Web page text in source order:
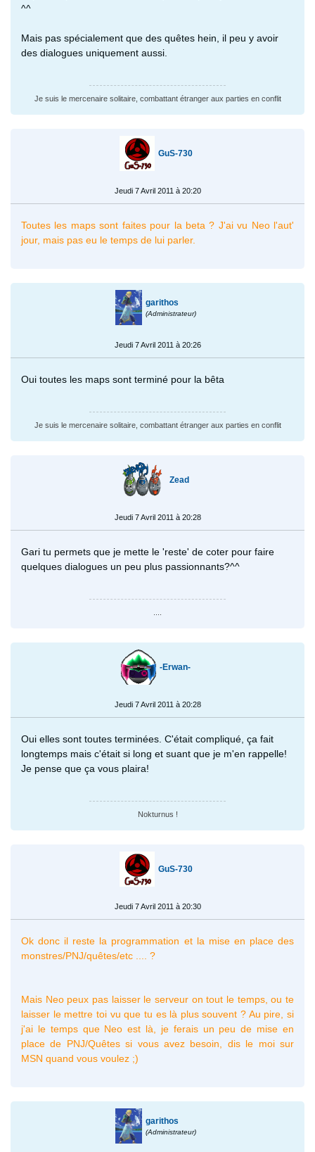
^^
Mais pas spécialement que des quêtes hein, il peu y avoir
des dialogues uniquement aussi.
Je suis le mercenaire solitaire, combattant étranger aux parties en conflit
GuS-730
Jeudi 7 Avril 2011 à 20:20
Toutes les maps sont faites pour la beta ? J'ai vu Neo l'aut'
jour, mais pas eu le temps de lui parler.
garithos
(Administrateur)
Jeudi 7 Avril 2011 à 20:26
Oui toutes les maps sont terminé pour la bêta
Je suis le mercenaire solitaire, combattant étranger aux parties en conflit
Zead
Jeudi 7 Avril 2011 à 20:28
Gari tu permets que je mette le 'reste' de coter pour faire
quelques dialogues un peu plus passionnants?^^
-Erwan-
Jeudi 7 Avril 2011 à 20:28
Oui elles sont toutes terminées. C'était compliqué, ça fait
longtemps mais c'était si long et suant que je m'en rappelle!
Je pense que ça vous plaira!
Nokturnus !
GuS-730
Jeudi 7 Avril 2011 à 20:30
Ok donc il reste la programmation et la mise en place des
monstres/PNJ/quêtes/etc .... ?
Mais Neo peux pas laisser le serveur on tout le temps, ou te
laisser le mettre toi vu que tu es là plus souvent ? Au pire, si
j'ai le temps que Neo est là, je ferais un peu de mise en
place de PNJ/Quêtes si vous avez besoin, dis le moi sur
MSN quand vous voulez ;)
garithos
(Administrateur)